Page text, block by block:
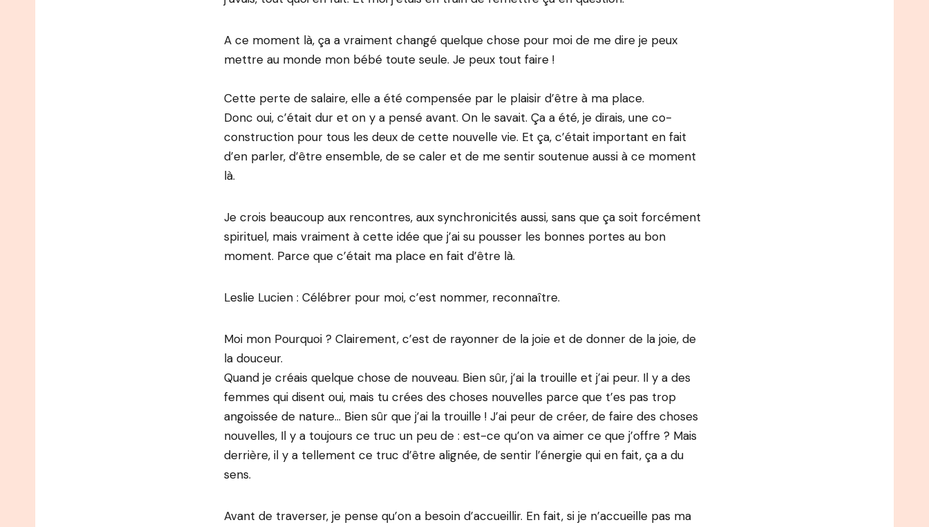
A ce moment là, ça a vraiment changé quelque chose pour moi de me dire je peux
mettre au monde mon bébé toute seule. Je peux tout faire !
Cette perte de salaire, elle a été compensée par le plaisir d’être à ma place.
Donc oui, c’était dur et on y a pensé avant. On le savait. Ça a été, je dirais, une co-
construction pour tous les deux de cette nouvelle vie. Et ça, c’était important en fait
d’en parler, d’être ensemble, de se caler et de me sentir soutenue aussi à ce moment
là.
Je crois beaucoup aux rencontres, aux synchronicités aussi, sans que ça soit forcément
spirituel, mais vraiment à cette idée que j’ai su pousser les bonnes portes au bon
moment. Parce que c’était ma place en fait d’être là.
Leslie Lucien : Célébrer pour moi, c’est nommer, reconnaître.
Moi mon Pourquoi ? Clairement, c’est de rayonner de la joie et de donner de la joie, de
la douceur.
Quand je créais quelque chose de nouveau. Bien sûr, j’ai la trouille et j’ai peur. Il y a des
femmes qui disent oui, mais tu crées des choses nouvelles parce que t’es pas trop
angoissée de nature… Bien sûr que j’ai la trouille ! J’ai peur de créer, de faire des choses
nouvelles, Il y a toujours ce truc un peu de : est-ce qu’on va aimer ce que j’offre ? Mais
derrière, il y a tellement ce truc d’être alignée, de sentir l’énergie qui en fait, ça a du
sens.
Avant de traverser, je pense qu’on a besoin d’accueillir. En fait, si je n’accueille pas ma